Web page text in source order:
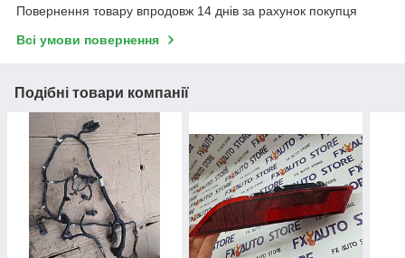
Повернення товару впродовж 14 днів за рахунок покупця
Всі умови повернення
Подібні товари компанії